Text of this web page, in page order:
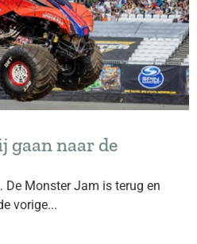
gaan naar de
De Monster Jam is terug en
vorige...